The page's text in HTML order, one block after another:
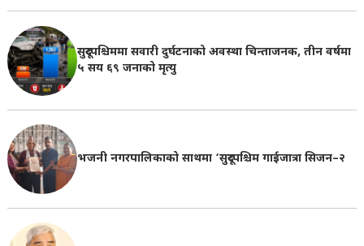
सुदूरपश्चिममा सवारी दुर्घटनाको अवस्था चिन्ताजनक, तीन वर्षमा
५ सय ६९ जनाको मृत्यु
भजनी नगरपालिकाको साथमा ‘सुदूरपश्चिम गाईजात्रा सिजन–२